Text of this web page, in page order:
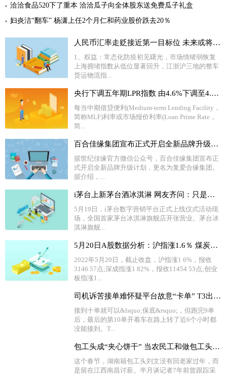
洽洽食品520下了重本 洽洽瓜子向全体股东送免费瓜子礼盒
妇炎洁“翻车” 杨潇上任2个月仁和药业股价跌去20％
人民币汇率走贬接近第一目标位 未来或将走向7.0时代
1、权益：常态化防疫初见曙光，市场情绪弱恢复
上海拥堵指数从低位显著回升，江浙沪三地的整车
货运物流指...
央行下调五年期LPR指数 由4.6%下调至4.45%
每当中期借贷便利(Medium-term Lending Facility，
简称MLF)利率或市场报价利率(Loan Prime Rate，
简...
百合佳缘集团宣布正式开启全新品牌升级计划 更名为“复爱合缘集团”
据世纪佳缘官方微信公众号，百合佳缘集团宣布正
式开启全新品牌升级计划，更名为复爱合缘集团。
据介绍，...
i茅台上新茅台酒冰淇淋 网友齐问：只是多少度的？
5月19日，i茅台数字营销平台正式上线仪式活动现
场，全国首家茅台冰淇淋旗舰店开张营业。茅台冰
淇淋旗舰...
5月20日A股数据分析：沪指涨1.6％ 煤炭板块全天走强
2022年5月20日，截止收盘，沪指涨1 6%，报收
3146 57点;深成指涨1 82%，报收11454 53点;创业
板指涨1...
司机诉苦接单难怀疑平台故意“卡单” T3出行回应
接到十单就可以&lsquo;保底&rsquo;，但跑完9单
后，最后的第10单开着车在路上转了近6个小时都
没能接到。T...
包工头成“夹心饼干” 当农民工和做包工头有啥区别？
这个春节，湖南籍包工头刘文没有回老家过年，而
是留在江西南昌讨薪。半月谈记者7年前曾跟踪采